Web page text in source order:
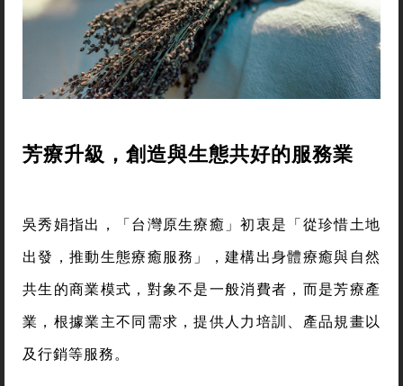
芳療升級，創造與生態共好的服務業
吳秀娟指出，「台灣原生療癒」初衷是「從珍惜土地
出發，推動生態療癒服務」，建構出身體療癒與自然
共生的商業模式，對象不是一般消費者，而是芳療產
業，根據業主不同需求，提供人力培訓、產品規畫以
及行銷等服務。